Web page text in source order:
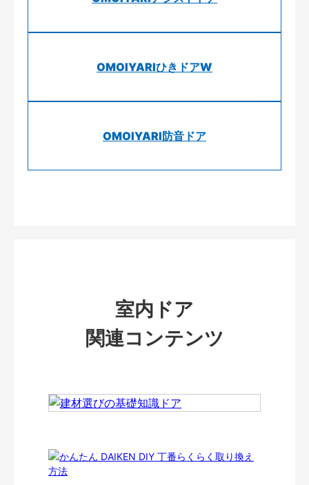
OMOIYARIひきドアW
OMOIYARI防音ドア
室内ドア
関連コンテンツ